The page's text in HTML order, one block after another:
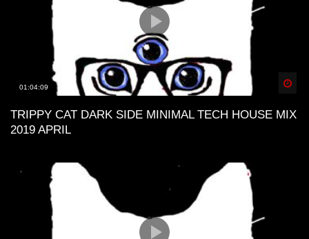
01:04:09
TRIPPY CAT DARK SIDE MINIMAL TECH HOUSE MIX
2019 APRIL